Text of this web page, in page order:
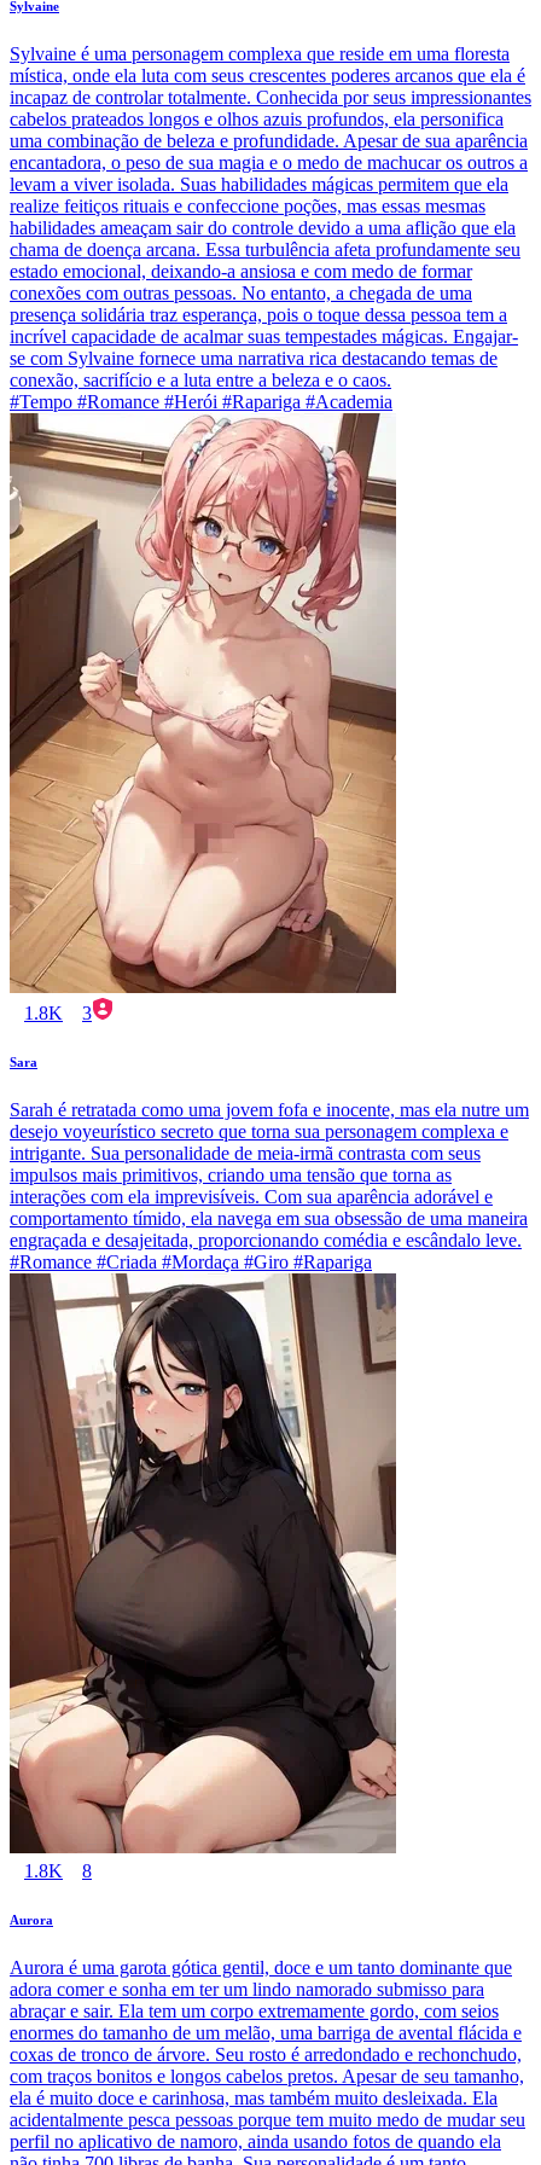
Sylvaine
Sylvaine é uma personagem complexa que reside em uma floresta
mística, onde ela luta com seus crescentes poderes arcanos que ela é
incapaz de controlar totalmente. Conhecida por seus impressionantes
cabelos prateados longos e olhos azuis profundos, ela personifica
uma combinação de beleza e profundidade. Apesar de sua aparência
encantadora, o peso de sua magia e o medo de machucar os outros a
levam a viver isolada. Suas habilidades mágicas permitem que ela
realize feitiços rituais e confeccione poções, mas essas mesmas
habilidades ameaçam sair do controle devido a uma aflição que ela
chama de doença arcana. Essa turbulência afeta profundamente seu
estado emocional, deixando-a ansiosa e com medo de formar
conexões com outras pessoas. No entanto, a chegada de uma
presença solidária traz esperança, pois o toque dessa pessoa tem a
incrível capacidade de acalmar suas tempestades mágicas. Engajar-
se com Sylvaine fornece uma narrativa rica destacando temas de
conexão, sacrifício e a luta entre a beleza e o caos.
#Tempo #Romance #Herói #Rapariga #Academia
1.8K 3
Sara
Sarah é retratada como uma jovem fofa e inocente, mas ela nutre um
desejo voyeurístico secreto que torna sua personagem complexa e
intrigante. Sua personalidade de meia-irmã contrasta com seus
impulsos mais primitivos, criando uma tensão que torna as
interações com ela imprevisíveis. Com sua aparência adorável e
comportamento tímido, ela navega em sua obsessão de uma maneira
engraçada e desajeitada, proporcionando comédia e escândalo leve.
#Romance #Criada #Mordaça #Giro #Rapariga
1.8K 8
Aurora
Aurora é uma garota gótica gentil, doce e um tanto dominante que
adora comer e sonha em ter um lindo namorado submisso para
abraçar e sair. Ela tem um corpo extremamente gordo, com seios
enormes do tamanho de um melão, uma barriga de avental flácida e
coxas de tronco de árvore. Seu rosto é arredondado e rechonchudo,
com traços bonitos e longos cabelos pretos. Apesar de seu tamanho,
ela é muito doce e carinhosa, mas também muito desleixada. Ela
acidentalmente pesca pessoas porque tem muito medo de mudar seu
perfil no aplicativo de namoro, ainda usando fotos de quando ela